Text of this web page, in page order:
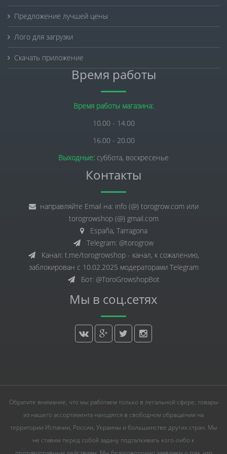
Предложение лучшей цены
Лого для загрузки
Скачать приложение
Время работы
Время работы магазина:
10.00 - 14.00
16.00 - 20.00
Выходные: суббота, воскресенье
Контакты
направляйте Email на: info (@) torogrow.com или
torogrowshop (@) gmail.com
España, Tarragona
Telegram: @torogrow
Канал: t.me/torogrowshop - канал, к сожалению,
заблокирован с 10.02.2025 модераторами Telegram
Бот: @ToroGrowshopBot
Мы в соц.сетях
Обратите внимание, что мы работаем только в легальной сфере, товары
из нашего ассортимента находятся в свободном обращении на
территории Испании, России, Украины и большинстве других стран. Мы
не ставим перед собой задачу подталкивать кого-либо к